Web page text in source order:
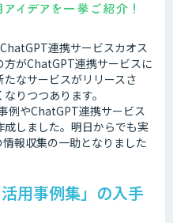
連携サービスカオス
がChatGPT連携サービスに
なサービスがリリースさ
りつつあります。
例やChatGPT連携サービス
しました。明日からでも実
報収集の一助となりました
用事例集」の入手